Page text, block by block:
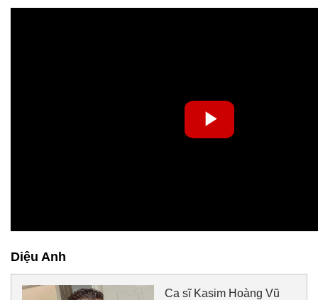
Diệu Anh
Ca sĩ Kasim Hoàng Vũ